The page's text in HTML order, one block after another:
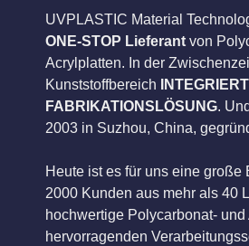
UVPLASTIC Material
ONE-STOP Lieferant von
Acrylplatten. In der
Kunststoffbereich
FABRIKATIONSLÖSUNG.
2003 in Suzhou, China,
Heute ist es für uns eine große
2000 Kunden aus mehr als 40
hochwertige Polycarbonat- und
hervorragenden